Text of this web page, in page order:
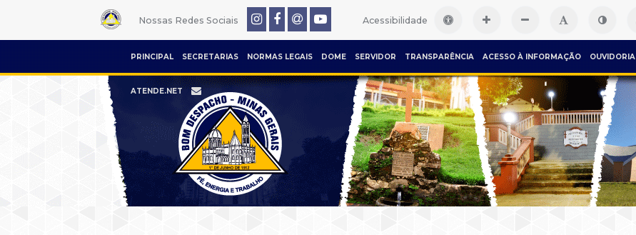
Nossas Redes Sociais Acessibilidade
PRINCIPAL SECRETARIAS NORMAS LEGAIS DOME SERVIDOR TRANSPARÊNCIA ACESSO À INFORMAÇÃO OUVIDORIA
ATENDE.NET